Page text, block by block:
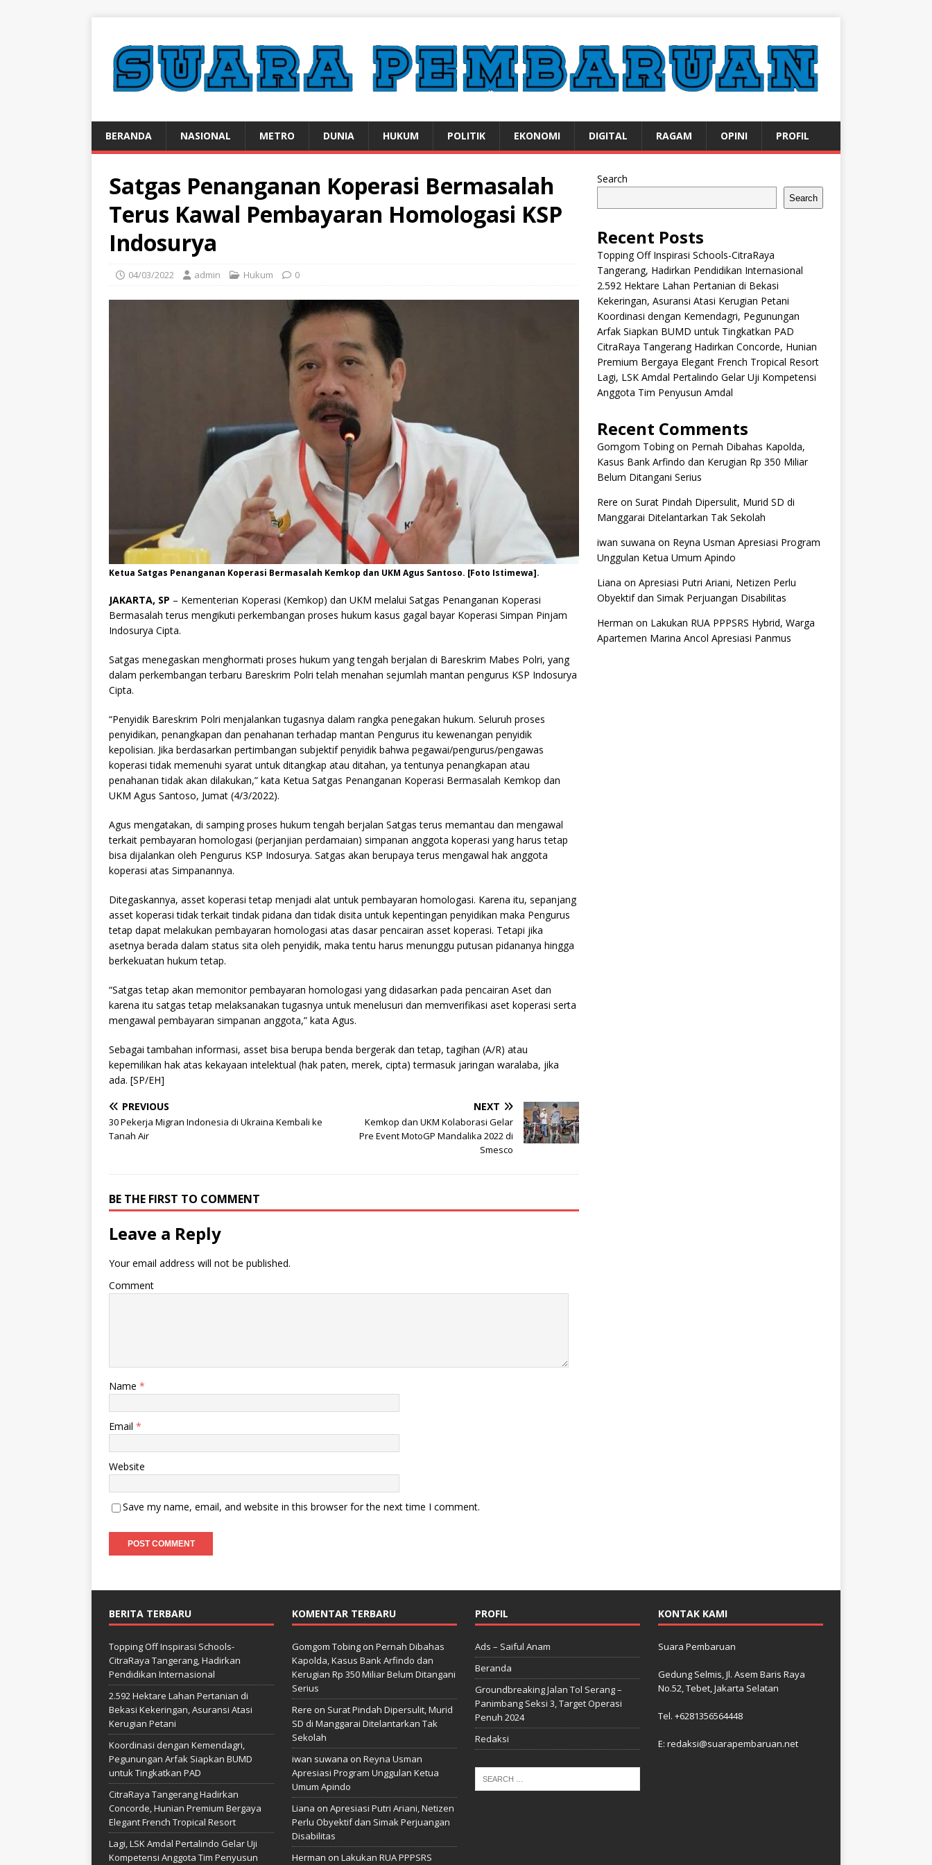
BERANDA NASIONAL METRO DUNIA HUKUM POLITIK EKONOMI DIGITAL RAGAM OPINI PROFIL
Satgas Penanganan Koperasi Bermasalah
Terus Kawal Pembayaran Homologasi KSP
Indosurya
04/03/2022 admin Hukum 0
Ketua Satgas Penanganan Koperasi Bermasalah Kemkop dan UKM Agus Santoso. [Foto Istimewa].
JAKARTA, SP – Kementerian Koperasi (Kemkop) dan UKM melalui Satgas Penanganan Koperasi
Bermasalah terus mengikuti perkembangan proses hukum kasus gagal bayar Koperasi Simpan Pinjam
Indosurya Cipta.
Satgas menegaskan menghormati proses hukum yang tengah berjalan di Bareskrim Mabes Polri, yang
dalam perkembangan terbaru Bareskrim Polri telah menahan sejumlah mantan pengurus KSP Indosurya
Cipta.
“Penyidik Bareskrim Polri menjalankan tugasnya dalam rangka penegakan hukum. Seluruh proses
penyidikan, penangkapan dan penahanan terhadap mantan Pengurus itu kewenangan penyidik
kepolisian. Jika berdasarkan pertimbangan subjektif penyidik bahwa pegawai/pengurus/pengawas
koperasi tidak memenuhi syarat untuk ditangkap atau ditahan, ya tentunya penangkapan atau
penahanan tidak akan dilakukan,” kata Ketua Satgas Penanganan Koperasi Bermasalah Kemkop dan
UKM Agus Santoso, Jumat (4/3/2022).
Agus mengatakan, di samping proses hukum tengah berjalan Satgas terus memantau dan mengawal
terkait pembayaran homologasi (perjanjian perdamaian) simpanan anggota koperasi yang harus tetap
bisa dijalankan oleh Pengurus KSP Indosurya. Satgas akan berupaya terus mengawal hak anggota
koperasi atas Simpanannya.
Ditegaskannya, asset koperasi tetap menjadi alat untuk pembayaran homologasi. Karena itu, sepanjang
asset koperasi tidak terkait tindak pidana dan tidak disita untuk kepentingan penyidikan maka Pengurus
tetap dapat melakukan pembayaran homologasi atas dasar pencairan asset koperasi. Tetapi jika
asetnya berada dalam status sita oleh penyidik, maka tentu harus menunggu putusan pidananya hingga
berkekuatan hukum tetap.
“Satgas tetap akan memonitor pembayaran homologasi yang didasarkan pada pencairan Aset dan
karena itu satgas tetap melaksanakan tugasnya untuk menelusuri dan memverifikasi aset koperasi serta
mengawal pembayaran simpanan anggota,” kata Agus.
Sebagai tambahan informasi, asset bisa berupa benda bergerak dan tetap, tagihan (A/R) atau
kepemilikan hak atas kekayaan intelektual (hak paten, merek, cipta) termasuk jaringan waralaba, jika
ada. [SP/EH]
PREVIOUS
30 Pekerja Migran Indonesia di Ukraina Kembali ke
Tanah Air
NEXT
Kemkop dan UKM Kolaborasi Gelar
Pre Event MotoGP Mandalika 2022 di
Smesco
BE THE FIRST TO COMMENT
Leave a Reply
Your email address will not be published.
Comment
Name *
Email *
Website
Save my name, email, and website in this browser for the next time I comment.
Search
Search
Recent Posts
Topping Off Inspirasi Schools-CitraRaya
Tangerang, Hadirkan Pendidikan Internasional
2.592 Hektare Lahan Pertanian di Bekasi
Kekeringan, Asuransi Atasi Kerugian Petani
Koordinasi dengan Kemendagri, Pegunungan
Arfak Siapkan BUMD untuk Tingkatkan PAD
CitraRaya Tangerang Hadirkan Concorde, Hunian
Premium Bergaya Elegant French Tropical Resort
Lagi, LSK Amdal Pertalindo Gelar Uji Kompetensi
Anggota Tim Penyusun Amdal
Recent Comments
Gomgom Tobingon Pernah Dibahas Kapolda,
Kasus Bank Arfindo dan Kerugian Rp 350 Miliar
Belum Ditangani Serius
Rere on Surat Pindah Dipersulit, Murid SD di
Manggarai Ditelantarkan Tak Sekolah
iwan suwana on Reyna Usman Apresiasi Program
Unggulan Ketua Umum Apindo
Liana on Apresiasi Putri Ariani, Netizen Perlu
Obyektif dan Simak Perjuangan Disabilitas
Herman on Lakukan RUA PPPSRS Hybrid, Warga
Apartemen Marina Ancol Apresiasi Panmus
BERITA TERBARU
Topping Off Inspirasi Schools-
CitraRaya Tangerang, Hadirkan
Pendidikan Internasional
2.592 Hektare Lahan Pertanian di
Bekasi Kekeringan, Asuransi Atasi
Kerugian Petani
Koordinasi dengan Kemendagri,
Pegunungan Arfak Siapkan BUMD
untuk Tingkatkan PAD
CitraRaya Tangerang Hadirkan
Concorde, Hunian Premium Bergaya
Elegant French Tropical Resort
Lagi, LSK Amdal Pertalindo Gelar Uji
Kompetensi Anggota Tim Penyusun
KOMENTAR TERBARU
Gomgom Tobingon Pernah Dibahas
Kapolda, Kasus Bank Arfindo dan
Kerugian Rp 350 Miliar Belum Ditangani
Serius
Rere on Surat Pindah Dipersulit, Murid
SD di Manggarai Ditelantarkan Tak
Sekolah
iwan suwana on Reyna Usman
Apresiasi Program Unggulan Ketua
Umum Apindo
Liana on Apresiasi Putri Ariani, Netizen
Perlu Obyektif dan Simak Perjuangan
Disabilitas
Herman on Lakukan RUA PPPSRS
PROFIL
Ads – Saiful Anam
Beranda
Groundbreaking Jalan Tol Serang –
Panimbang Seksi 3, Target Operasi
Penuh 2024
Redaksi
KONTAK KAMI
Suara Pembaruan
Gedung Selmis, Jl. Asem Baris Raya
No.52, Tebet, Jakarta Selatan
Tel. +6281356564448
E: redaksi@suarapembaruan.net